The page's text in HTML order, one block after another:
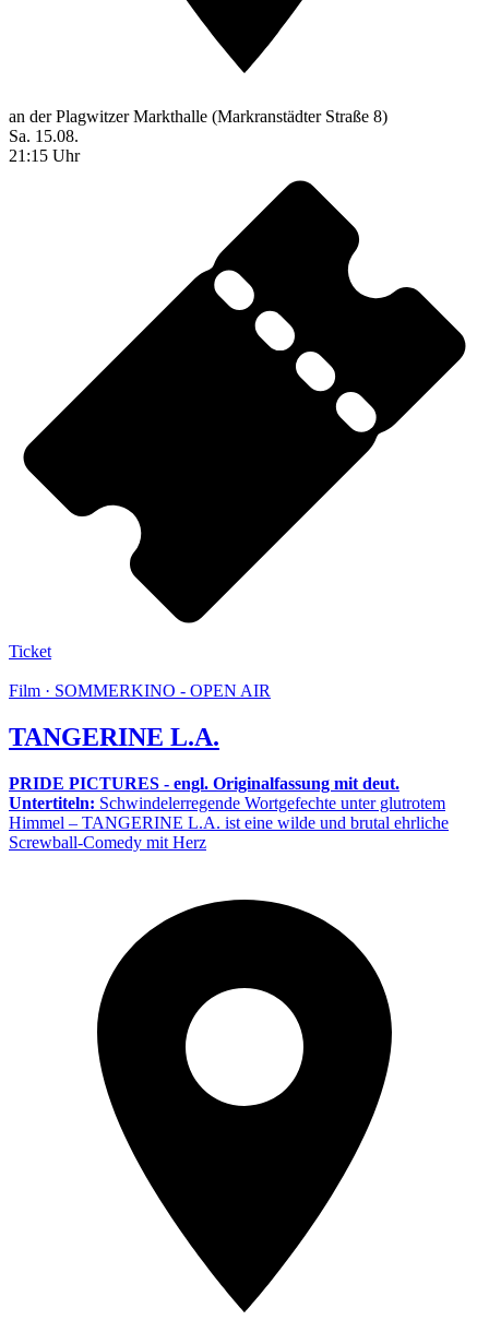
an der Plagwitzer Markthalle (Markranstädter Straße 8)
Sa. 15.08.
21:15 Uhr
Ticket
Film · SOMMERKINO - OPEN AIR
TANGERINE L.A.
PRIDE PICTURES - engl. Originalfassung mit deut.
Untertiteln: Schwindelerregende Wortgefechte unter glutrotem
Himmel – TANGERINE L.A. ist eine wilde und brutal ehrliche
Screwball-Comedy mit Herz